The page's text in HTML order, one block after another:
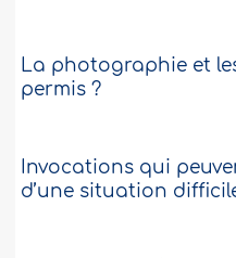
La photographie et
permis ?
Invocations qui
d’une situation